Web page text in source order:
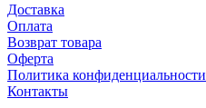
Доставка
Оплата
Возврат товара
Оферта
Политика конфиденциальности
Контакты